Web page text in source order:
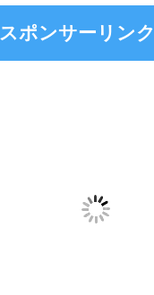
スポンサーリンク